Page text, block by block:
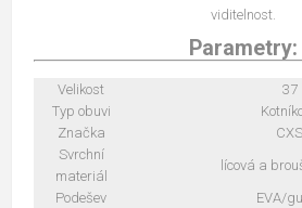
viditelnost.
Parametry:
Velikost
37
Typ obuvi
Značka
CXS
Svrchní
materiál
lícová a
Podešev
EVA/